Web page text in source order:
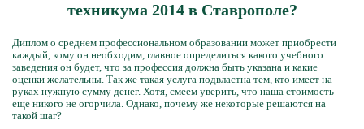
техникума 2014 в Ставрополе?
Диплом о среднем профессиональном образовании может приобрести
каждый, кому он необходим, главное определиться какого учебного
заведения он будет, что за профессия должна быть указана и какие
оценки желательны. Так же такая услуга подвластна тем, кто имеет на
руках нужную сумму денег. Хотя, смеем уверить, что наша стоимость
еще никого не огорчила. Однако, почему же некоторые решаются на
такой шаг?